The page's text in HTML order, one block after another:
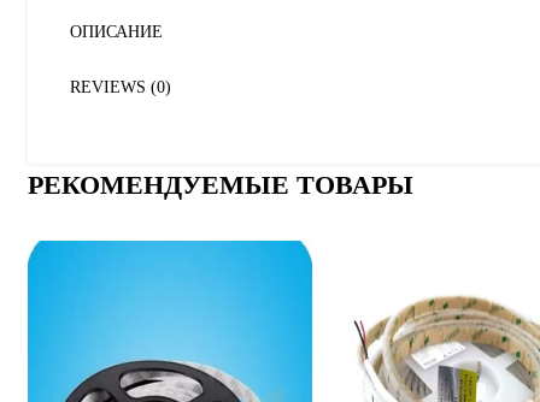
ОПИСАНИЕ
REVIEWS (0)
РЕКОМЕНДУЕМЫЕ ТОВАРЫ